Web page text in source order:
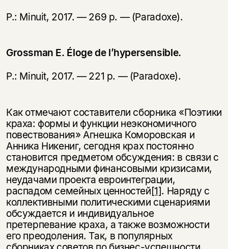
P.: Minuit, 2017. — 269 p. — (Paradoxe).
Grossman E. Éloge de l’hypersensible.
P.: Minuit, 2017. — 221 p. — (Paradoxe).
Как отмечают составители сборника «Поэтики
краха: формы и функции неэкономичного
повествования» Агнешка Коморовская и
Анника Никениг, сегодня крах постоянно
становится предметом обсуждения: в связи с
международными финансовыми кризисами,
неудачами проекта евроинтеграции,
распадом семейных ценностей[1]. Наряду с
коллективными политическими сценариями
обсуждается и индивидуальное
претерпевание краха, а также возможности
его преодоления. Так, в популярных